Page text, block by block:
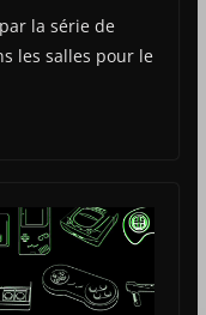
la série de
les salles pour le